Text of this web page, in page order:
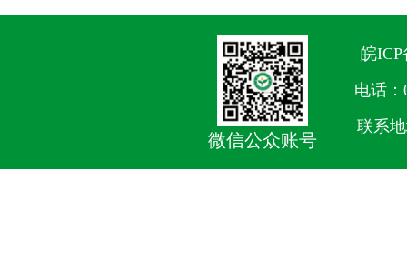
微信公众账号
皖ICP
电话：
联系